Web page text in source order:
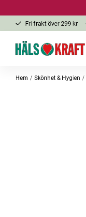
Fri frakt över 299 kr
Hem Skönhet & Hygien